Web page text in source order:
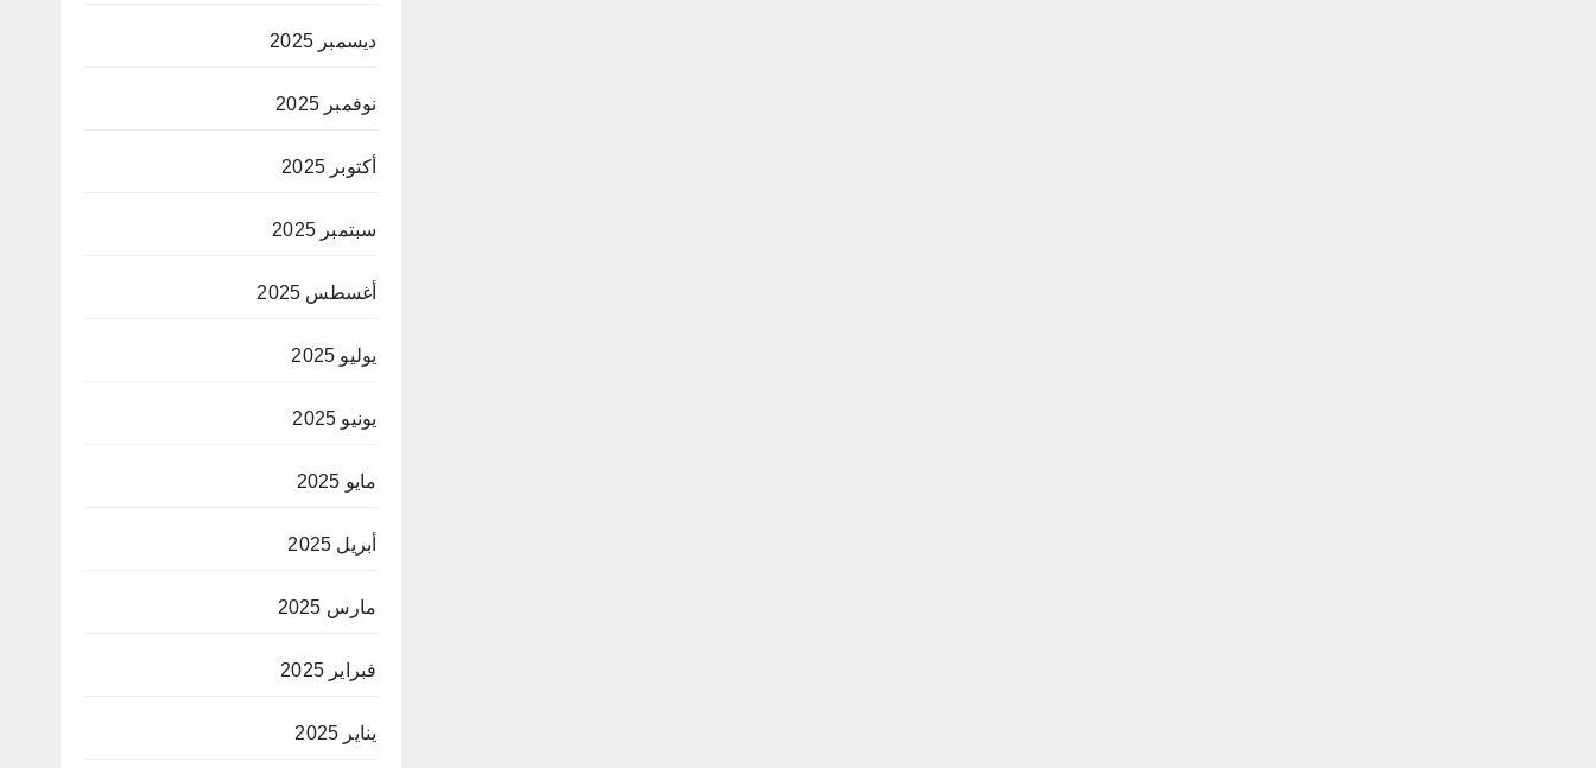
ديسمبر 2025
نوفمبر 2025
أكتوبر 2025
سبتمبر 2025
أغسطس 2025
يوليو 2025
يونيو 2025
مايو 2025
أبريل 2025
مارس 2025
فبراير 2025
يناير 2025